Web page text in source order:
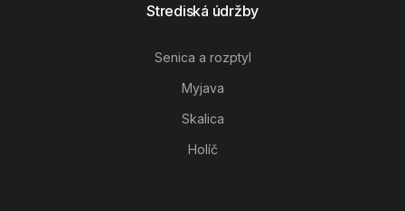
Strediská údržby
Senica a rozptyl
Myjava
Skalica
Holíč